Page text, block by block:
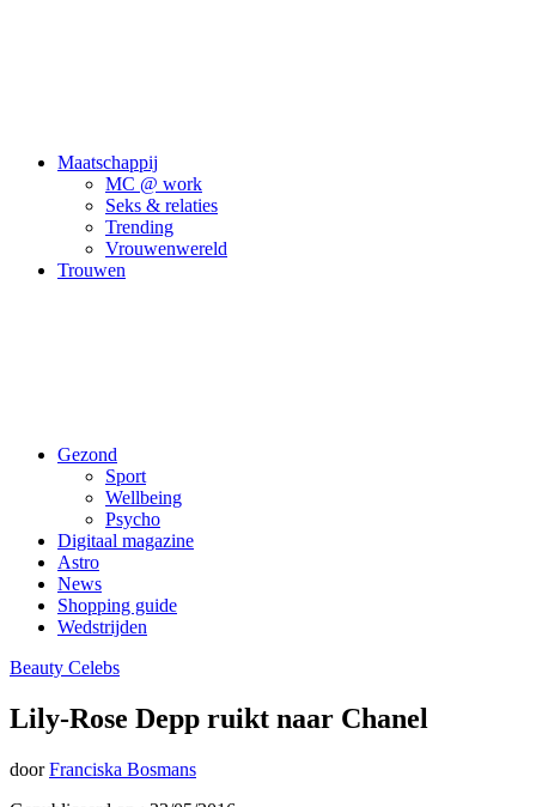
Maatschappij
MC @ work
Seks & relaties
Trending
Vrouwenwereld
Trouwen
Gezond
Sport
Wellbeing
Psycho
Digitaal magazine
Astro
News
Shopping guide
Wedstrijden
Beauty Celebs
Lily-Rose Depp ruikt naar Chanel
door Franciska Bosmans